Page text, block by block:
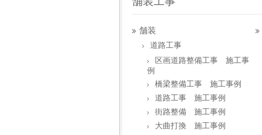
舗装
道路工事
区画道路整備工事 施工事
例
橋梁整備工事 施工事例
道路工事 施工事例
街路整備 施工事例
大曲打換 施工事例